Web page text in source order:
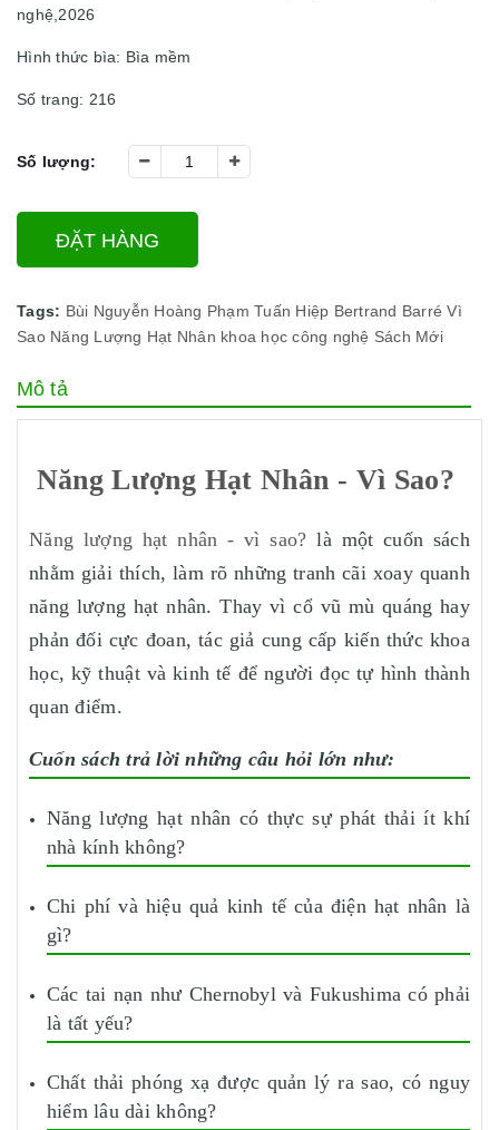
nghệ,2026
Hình thức bìa: Bìa mềm
Số trang: 216
Số lượng:
ĐẶT HÀNG
Tags: Bùi Nguyễn Hoàng Phạm Tuấn Hiệp Bertrand Barré Vì
Sao Năng Lượng Hạt Nhân khoa học công nghệ Sách Mới
Mô tả
Năng Lượng Hạt Nhân - Vì Sao?
Năng lượng hạt nhân - vì sao? là một cuốn sách
nhằm giải thích, làm rõ những tranh cãi xoay quanh
năng lượng hạt nhân. Thay vì cổ vũ mù quáng hay
phản đối cực đoan, tác giả cung cấp kiến thức khoa
học, kỹ thuật và kinh tế để người đọc tự hình thành
quan điểm.
Cuốn sách trả lời những câu hỏi lớn như:
Năng lượng hạt nhân có thực sự phát thải ít khí
nhà kính không?
Chi phí và hiệu quả kinh tế của điện hạt nhân là
gì?
Các tai nạn như Chernobyl và Fukushima có phải
là tất yếu?
Chất thải phóng xạ được quản lý ra sao, có nguy
hiểm lâu dài không?